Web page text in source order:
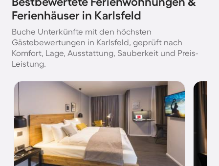
Ferienhäuser in Karlsfeld
Buche Unterkünfte mit den höchsten
Gästebewertungen in Karlsfeld, geprüft nach
Komfort, Lage, Ausstattung, Sauberkeit und Preis-
Leistung.